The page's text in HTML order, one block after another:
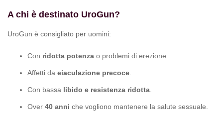
A chi è destinato UroGun?
UroGun è consigliato per uomini:
Con ridotta potenza o problemi di erezione.
Affetti da eiaculazione precoce
Con bassa libido e resistenza ridotta
Over 40 anni che vogliono mantenere la salute sessuale.